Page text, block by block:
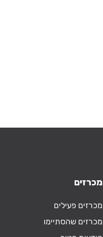
מכרזים
מכרזים פעילים
מכרזים שהסתיימו